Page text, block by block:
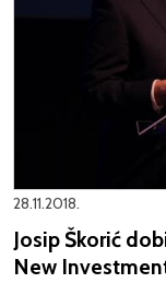
28.11.2018.
Josip Škorić
New